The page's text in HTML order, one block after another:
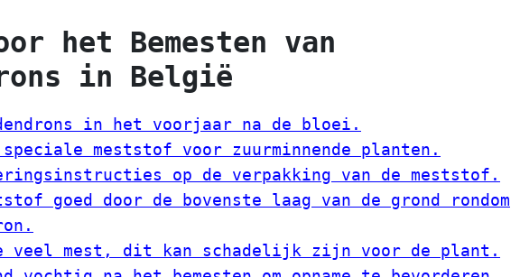
het Bemesten van
in België
in het voorjaar na de bloei.
meststof voor zuurminnende planten.
op de verpakking van de meststof.
goed door de bovenste laag van de grond rondom
veel mest, dit kan schadelijk zijn voor de plant.